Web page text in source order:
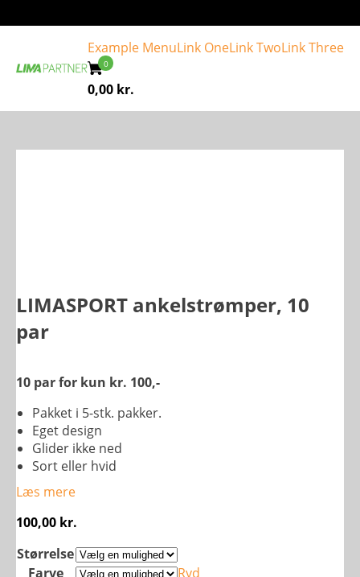
Example MenuLink OneLink TwoLink Three
0,00 kr.
LIMASPORT ankelstrømper, 10
par
10 par for kun kr. 100,-
Pakket i 5-stk. pakker.
Eget design
Glider ikke ned
Sort eller hvid
Læs mere
100,00 kr.
Størrelse
Farve
Ryd